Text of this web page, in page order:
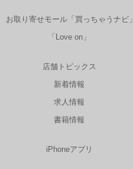
お取り寄せモール「買っちゃうナビ」
「Love on」
店舗トピックス
新着情報
求人情報
書籍情報
iPhoneアプリ